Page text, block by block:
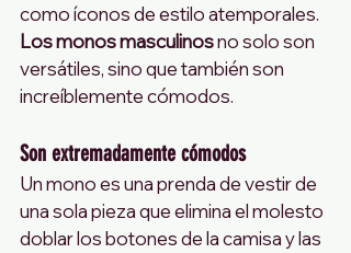
como íconos de estilo atemporales.
Los monos masculinos no solo son
versátiles, sino que también son
increíblemente cómodos.
Son extremadamente cómodos
Un mono es una prenda de vestir de
una sola pieza que elimina el molesto
doblar los botones de la camisa y las